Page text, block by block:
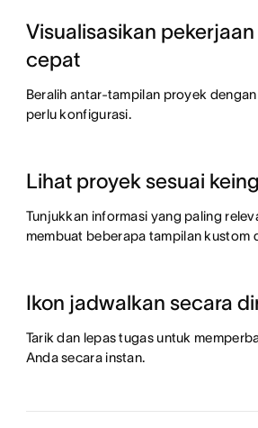
Visualisasikan
cepat
Beralih antar-tampilan proyek
perlu konfigurasi.
Lihat proyek sesuai
Tunjukkan informasi yang paling
membuat beberapa tampilan kustom
Ikon jadwalkan secara
Tarik dan lepas tugas untuk
Anda secara instan.